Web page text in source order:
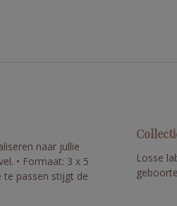
naar jullie
• Formaat: 3 x 5
te passen stijgt de
Losse